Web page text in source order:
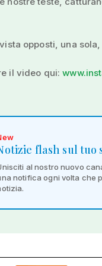
opposti, una
il video qui:
flash sul tuo
al nostro nuovo
notifica ogni volta che